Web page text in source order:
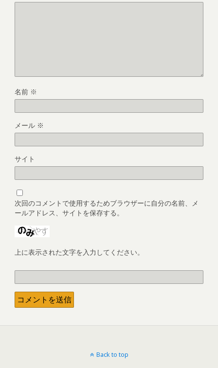
名前 ※
メール ※
サイト
次回のコメントで使用するためブラウザーに自分の名前、メ
ールアドレス、サイトを保存する。
上に表示された文字を入力してください。
Back to top